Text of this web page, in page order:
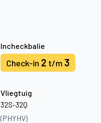
Incheckbalie
Check-in 2 t/m 3
Vliegtuig
32S-32Q
(PHYHV)